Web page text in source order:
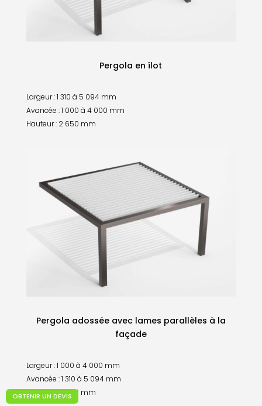
Pergola en îlot
Largeur : 1 310 à 5 094 mm
Avancée : 1 000 à 4 000 mm
Hauteur : 2 650 mm
Pergola adossée avec lames parallèles à la
façade
Largeur : 1 000 à 4 000 mm
Avancée : 1 310 à 5 094 mm
Hauteur : 2 650 mm
OBTENIR UN DEVIS